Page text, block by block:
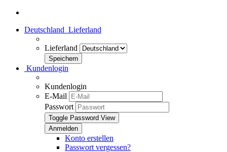
Deutschland Lieferland
Lieferland
Kundenlogin
Kundenlogin
E-Mail
Passwort
Toggle Password View
Konto erstellen
Passwort vergessen?